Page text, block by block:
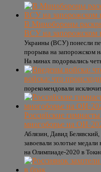
В Минобороны
ВСУ на запорожском
Украины (ВСУ) понесли
прорыва на запорожском
На минах подорвались
войска: что
порекомендовали
Российские
многоборье на ОИ-
Аблязин, Давид
завоевали золотые
на Олимпиаде-2020 в